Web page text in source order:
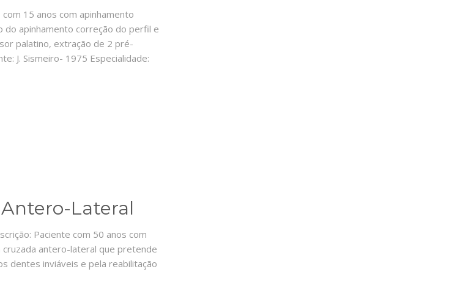
15 anos com apinhamento
do apinhamento correção do perfil e
palatino, extração de 2 pré-
J. Sismeiro- 1975 Especialidade:
Lateral
Paciente com 50 anos com
antero-lateral que pretende
dentes inviáveis e pela reabilitação